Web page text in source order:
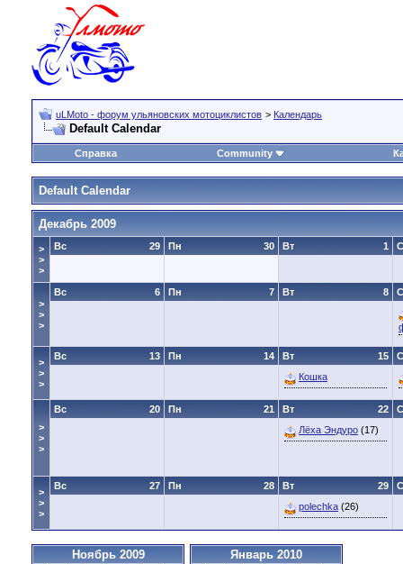
uLMoto - форум ульяновских мотоциклистов > Календарь
Default Calendar
Справка Community
Default Calendar
Декабрь 2009
>
>
>
29
Вс 30
Пн 1
Вт
>
>
>
6
Вс 7
Пн 8
Вт
>
>
>
13
Вс 14
Пн 15
Вт
Кошка
>
>
>
20
Вс 21
Пн 22
Вт
Лёха Эндуро (17)
>
>
>
27
Вс 28
Пн 29
Вт
polechka (26)
Ноябрь 2009 Январь 2010